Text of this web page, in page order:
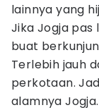
lainnya yang
Jika Jogja pas
buat
Terlebih jauh
perkotaan.
alamnya Jogja.